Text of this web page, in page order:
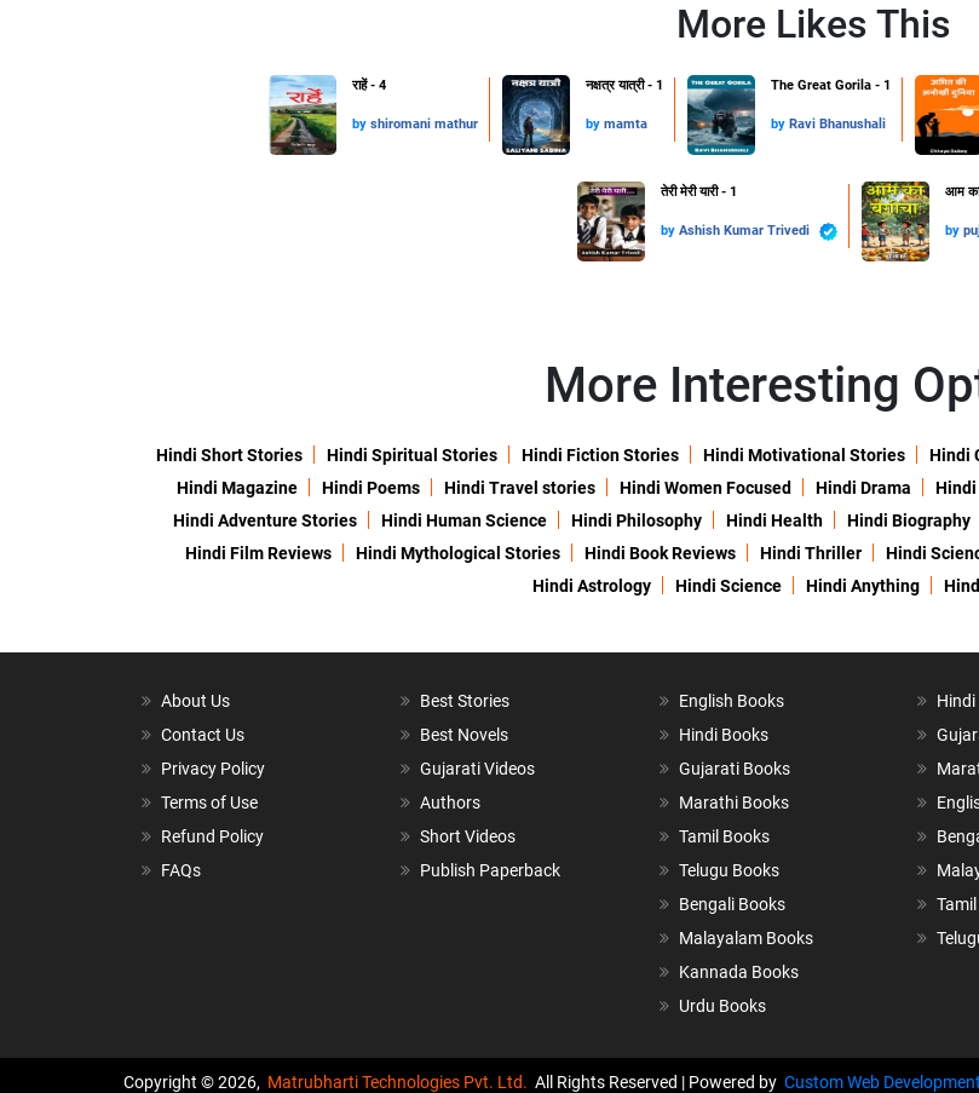
More Likes This
राहें - 4
by shiromani mathur
​नक्षत्र यात्री - 1
by mamta
The Great Gorila - 1
by Ravi Bhanushali
तेरी मेरी यारी - 1
by Ashish Kumar Trivedi
आम का
by
More Interesting
Hindi Short Stories Hindi Spiritual Stories Hindi Fiction Stories Hindi Motivational Stories Hindi
Hindi Magazine
Hindi Poems Hindi Travel stories Hindi Women Focused Hindi Drama Hindi
Hindi Adventure Stories
Hindi Human Science Hindi Philosophy Hindi Health Hindi Biography
Hindi Film Reviews
Hindi Mythological Stories Hindi Book Reviews Hindi Thriller Hindi
Hindi Astrology
Hindi Science Hindi Anything
About Us
Contact Us
Privacy Policy
Terms of Use
Refund Policy
FAQs
Best Stories
Best Novels
Gujarati Videos
Authors
Short Videos
Publish Paperback
English Books
Hindi Books
Gujarati Books
Marathi Books
Tamil Books
Telugu Books
Bengali Books
Malayalam Books
Kannada Books
Urdu Books
Hindi
Copyright © 2026, Matrubharti Technologies Pvt. Ltd. All Rights Reserved | Powered by Custom Web